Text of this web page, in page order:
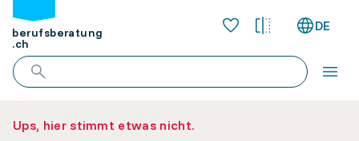
berufsberatung
.ch
DE
Ups, hier stimmt etwas nicht.